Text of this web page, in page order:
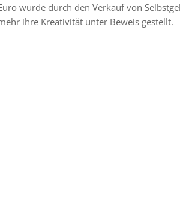
wurde durch den Verkauf von
ihre Kreativität unter Beweis gestellt.